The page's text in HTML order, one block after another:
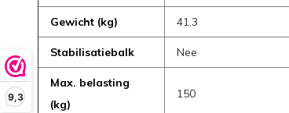
9,3
Gewicht (kg) 41.3
Stabilisatiebalk Nee
Max. belasting
(kg)
150